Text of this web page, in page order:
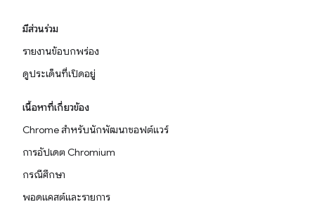
มีส่วนร่วม
รายงานข้อบกพร่อง
ดูประเด็นที่เปิดอยู่
เนื้อหาที่เกี่ยวข้อง
Chrome สำหรับนักพัฒนาซอฟต์แวร์
การอัปเดต Chromium
กรณีศึกษา
พอดแคสต์และรายการ